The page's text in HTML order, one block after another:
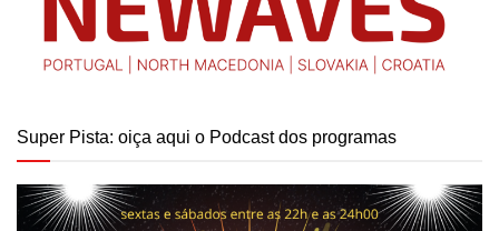
Super Pista: oiça aqui o Podcast dos programas